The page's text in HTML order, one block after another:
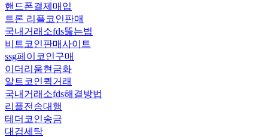
핸드폰결제매입
트론 리플코인판매
국내거래소fds뚫는법
비트코인판매사이트
ssg페이코인구매
이더리움현금화
알트코인퀵거래
국내거래소fds해결방법
리플전송대행
테더코인송금
대검세탁